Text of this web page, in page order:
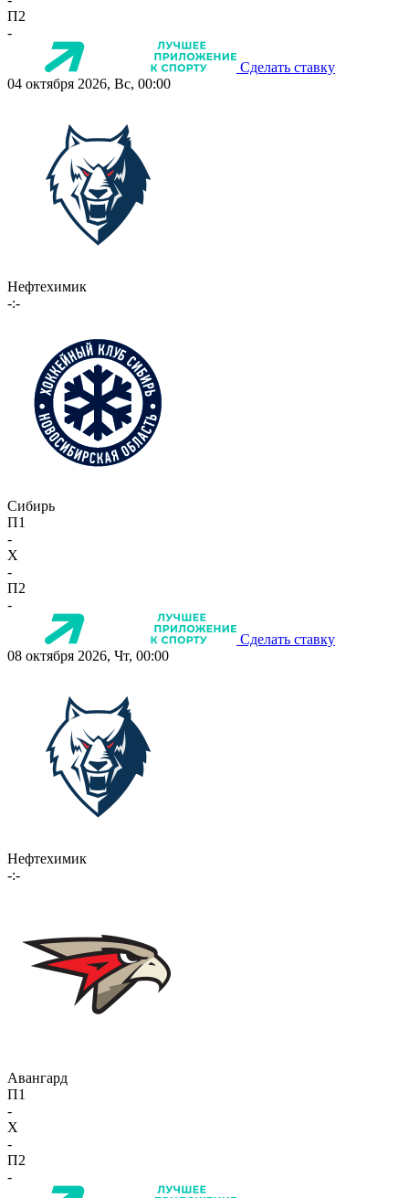
П2
-
Сделать ставку
04 октября 2026, Вс, 00:00
Нефтехимик
-:-
Сибирь
П1
-
X
-
П2
-
Сделать ставку
08 октября 2026, Чт, 00:00
Нефтехимик
-:-
Авангард
П1
-
X
-
П2
-